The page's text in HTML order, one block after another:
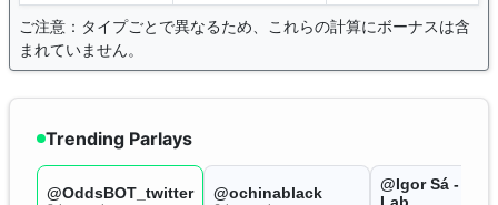
ご注意：タイプごとで異なるため、これらの計算にボーナスは含
まれていません。